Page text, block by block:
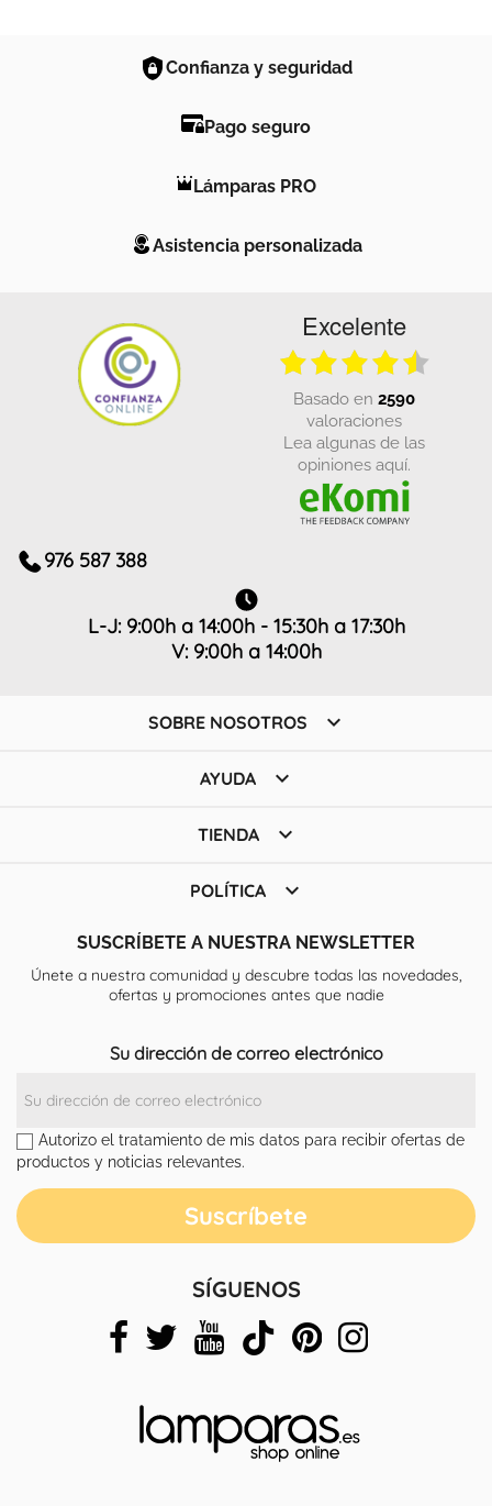
Confianza y seguridad
Pago seguro
Lámparas PRO
Asistencia personalizada
Excelente
basado en 2590
valoraciones
Lea algunas de las
opiniones aquí.
976 587 388
L-J: 9:00h a 14:00h - 15:30h a 17:30h
V: 9:00h a 14:00h
SOBRE NOSOTROS 
AYUDA 
TIENDA 
POLÍTICA 
SUSCRÍBETE A NUESTRA NEWSLETTER
Únete a nuestra comunidad y descubre todas las novedades,
ofertas y promociones antes que nadie
Su dirección de correo electrónico
Autorizo el tratamiento de mis datos para recibir ofertas de
productos y noticias relevantes.
SÍGUENOS